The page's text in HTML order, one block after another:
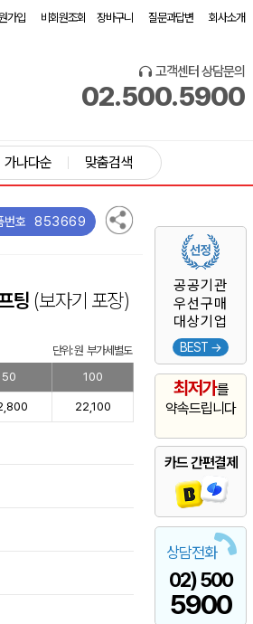
가입 비회원조회 장바구니 질문과답변 회사소개
고객센터 상담문의
02.500.5900
공공기관
우선구매
대상기업
BEST →
최저가를
약속드립니다
카드 간편결제
상담전화
02) 500
5900
가나다순 맞춤검색
번호 853669
팅 (보자기 포장)
단위: 원 부가세별도
50 100
22,100